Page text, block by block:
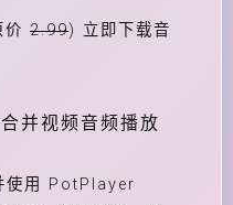
价 2.99) 立即下载音
并视频音频播放
使用 PotPlayer